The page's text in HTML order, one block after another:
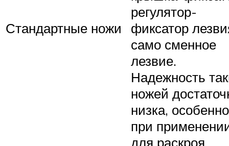
Стандартные ножи
регулятор-
фиксатор
само сменное
лезвие.
Надежность
ножей
низка, особенно
при
для раскроя